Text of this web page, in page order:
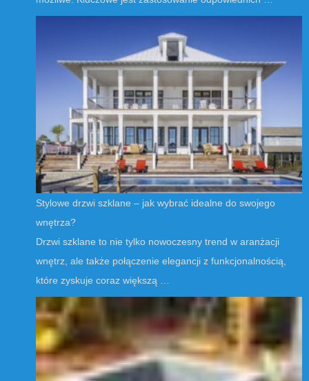
Stylowe drzwi szklane – jak wybrać idealne do swojego
wnętrza?
Drzwi szklane to nie tylko nowoczesny trend w aranżacji
wnętrz, ale także połączenie elegancji z funkcjonalnością,
które zyskuje coraz większą …